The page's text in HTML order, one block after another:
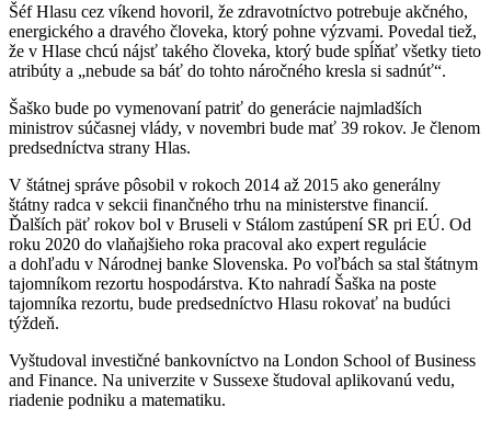
Šéf Hlasu cez víkend hovoril, že zdravotníctvo potrebuje akčného,
energického a dravého človeka, ktorý pohne výzvami. Povedal tiež,
že v Hlase chcú nájsť takého človeka, ktorý bude spĺňať všetky tieto
atribúty a „nebude sa báť do tohto náročného kresla si sadnúť“.
Šaško bude po vymenovaní patriť do generácie najmladších
ministrov súčasnej vlády, v novembri bude mať 39 rokov. Je členom
predsedníctva strany Hlas.
V štátnej správe pôsobil v rokoch 2014 až 2015 ako generálny
štátny radca v sekcii finančného trhu na ministerstve financií.
Ďalších päť rokov bol v Bruseli v Stálom zastúpení SR pri EÚ. Od
roku 2020 do vlaňajšieho roka pracoval ako expert regulácie
a dohľadu v Národnej banke Slovenska. Po voľbách sa stal štátnym
tajomníkom rezortu hospodárstva. Kto nahradí Šaška na poste
tajomníka rezortu, bude predsedníctvo Hlasu rokovať na budúci
týždeň.
Vyštudoval investičné bankovníctvo na London School of Business
and Finance. Na univerzite v Sussexe študoval aplikovanú vedu,
riadenie podniku a matematiku.